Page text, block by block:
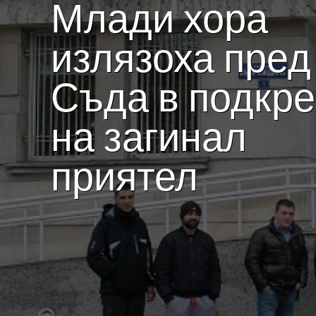
Млади хора
излязоха пред
Съда в
на загинал
приятел